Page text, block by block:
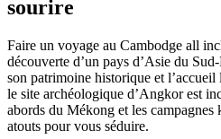
sourire
Faire un voyage au Cambodge all
découverte d’un pays d’Asie du
son patrimoine historique et l’accueil
le site archéologique d’Angkor est
abords du Mékong et les campagnes
atouts pour vous séduire.